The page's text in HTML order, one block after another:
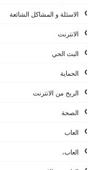
الاسئلة و المشاكل الشائعة
الانترنت
البث الحي
الحماية
الربح من الانترنت
الصحة
العاب
العاب،